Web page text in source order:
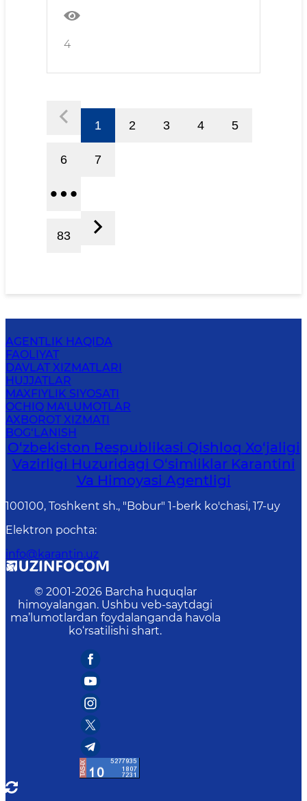
4
1 2 3 4 5
6 7
83
AGENTLIK HAQIDA
FAOLIYAT
DAVLAT XIZMATLARI
HUJJATLAR
MAXFIYLIK SIYOSATI
OCHIQ MA'LUMOTLAR
AXBOROT XIZMATI
BOG‘LANISH
O‘zbekiston Respublikasi Qishloq Xo‘jaligi
Vazirligi Huzuridagi O‘simliklar Karantini
Va Himoyasi Agentligi
100100, Toshkent sh., "Bobur" 1-berk ko'chasi, 17-uy
Elektron pochta:
info@karantin.uz
© 2001-2026 Barcha huquqlar
himoyalangan. Ushbu veb-saytdagi
ma’lumotlardan foydalanganda havola
ko‘rsatilishi shart.